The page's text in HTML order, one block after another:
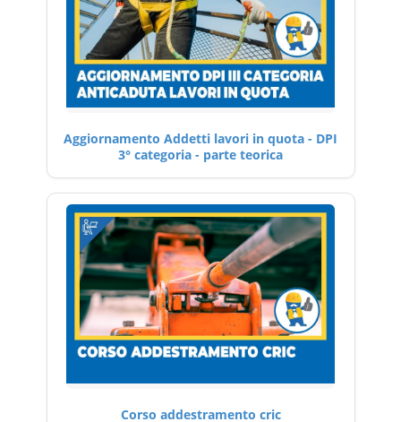
Aggiornamento Addetti lavori in quota - DPI
3° categoria - parte teorica
Corso addestramento cric